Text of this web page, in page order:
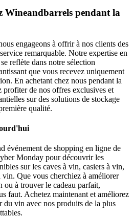
Wineandbarrels pendant la
engageons à offrir à nos clients des
remarquable. Notre expertise en
reflète dans notre sélection
que vous recevez uniquement
En achetant chez nous pendant la
de nos offres exclusives et
sur des solutions de stockage
qualité.
événement de shopping en ligne de
Monday pour découvrir les
sur les caves à vin, casiers à vin,
vin. Que vous cherchiez à améliorer
à trouver le cadeau parfait,
faut. Achetez maintenant et améliorez
du vin avec nos produits de la plus